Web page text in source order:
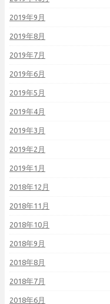
2019年9月
2019年8月
2019年7月
2019年6月
2019年5月
2019年4月
2019年3月
2019年2月
2019年1月
2018年12月
2018年11月
2018年10月
2018年9月
2018年8月
2018年7月
2018年6月